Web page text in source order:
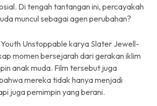
Di tengah tantangan ini, percayakah
muncul sebagai agen perubahan?
Unstoppable karya Slater Jewell-
momen bersejarah dari gerakan iklim
anak muda. Film tersebut juga
mereka tidak hanya menjadi
juga pemimpin yang berani.